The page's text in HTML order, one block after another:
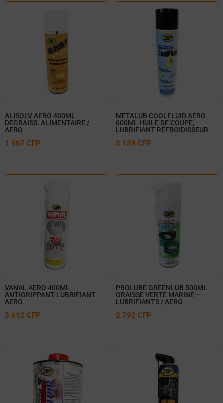
ALISOLV AERO 400ML
DEGRAISS. ALIMENTAIRE /
AERO
1 967 CFP
METALUB COOLFLUID AERO
600ML HUILE DE COUPE,
LUBRIFIANT REFROIDISSEUR
3 139 CFP
VANAL AERO 400ML
ANTIGRIPPANT-LUBRIFIANT
AERO
3 612 CFP
PROLUBE GREENLUB 500ML
GRAISSE VERTE MARINE –
LUBRIFIANTS / AERO
2 792 CFP